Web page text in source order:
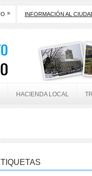
» INFORMACIÓN AL
HACIENDA LOCAL